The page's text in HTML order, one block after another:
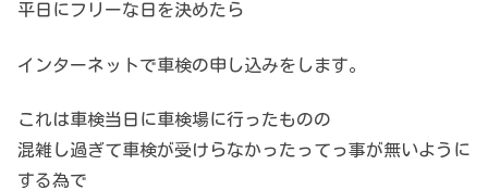
平日にフリーな日を決めたら
インターネットで車検の申し込みをします。
これは車検当日に車検場に行ったものの
混雑し過ぎて車検が受けらなかったってっ事が無いように
する為で